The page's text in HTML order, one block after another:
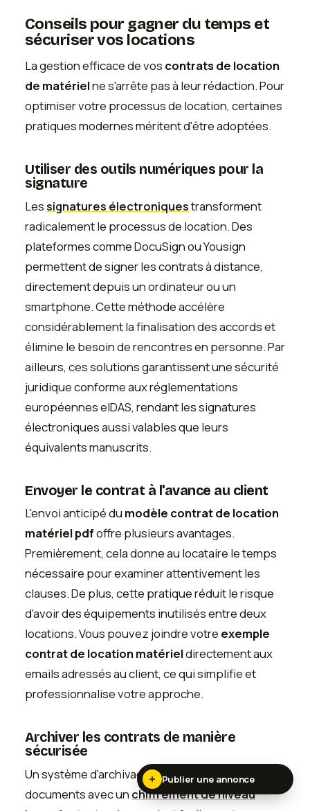
Conseils pour gagner du temps et
sécuriser vos locations
La gestion efficace de vos contrats de location
de matérielne s'arrête pas à leur rédaction. Pour
optimiser votre processus de location, certaines
pratiques modernes méritent d'être adoptées.
Utiliser des outils numériques pour la
signature
Lessignatures électroniquestransforment
radicalement le processus de location. Des
plateformes comme DocuSign ou Yousign
permettent de signer les contrats à distance,
directement depuis un ordinateur ou un
smartphone. Cette méthode accélère
considérablement la finalisation des accords et
élimine le besoin de rencontres en personne. Par
ailleurs, ces solutions garantissent une sécurité
juridique conforme aux réglementations
européennes eIDAS, rendant les signatures
électroniques aussi valables que leurs
équivalents manuscrits.
Envoyer le contrat à l'avance au client
L'envoi anticipé du modèle contrat de location
matériel pdfoffre plusieurs avantages.
Premièrement, cela donne au locataire le temps
nécessaire pour examiner attentivement les
clauses. De plus, cette pratique réduit le risque
d'avoir des équipements inutilisés entre deux
locations. Vous pouvez joindre votre exemple
contrat de location matérieldirectement aux
emails adressés au client, ce qui simplifie et
professionnalise votre approche.
Archiver les contrats de manière
sécurisée
Un système d'archivage numérique protège vos
documents avec un chiffrement de niveau
Publier une annonce